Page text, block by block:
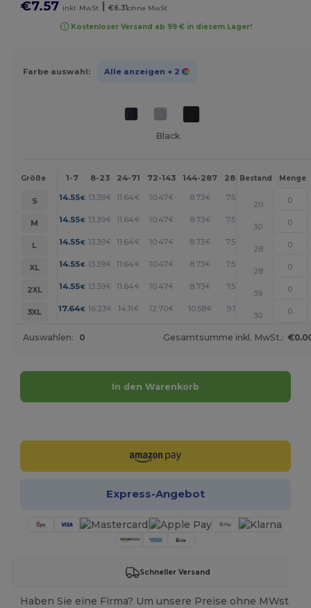
€7.57 inkl. MwSt | €6.31ohne MwSt
Kostenloser Versand ab 99 € in diesem Lager!
Farbe auswahl: Alle anzeigen + 2
Black
Größe 1-7 8-23 24-71 72-143 144-287 288 + Mehr
Bestand Menge
S 14.55€ 13.39€ 11.64 € 10.47€ 8.73€ 7.57 +
20
M
14.55€ 13.39€ 11.64 € 10.47€ 8.73€ 7.57 +
30
L
14.55€ 13.39€ 11.64 € 10.47€ 8.73€ 7.57 +
28
XL
14.55€ 13.39€ 11.64 € 10.47€ 8.73€ 7.57 +
28
2XL
14.55€ 13.39€ 11.64 € 10.47€ 8.73€ 7.57 +
39
3XL
17.64€ 16.23€ 14.11€ 12.70€ 10.58€ 9.17 +
30
Auswahlen: 0 Gesamtsumme inkl. MwSt.:
In den Warenkorb
Express-Angebot
Schneller Versand
Haben Sie eine Firma? Um unsere Preise ohne MWst